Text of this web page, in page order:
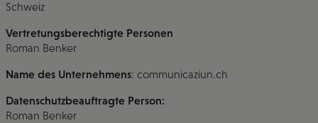
Schweiz
Vertretungsberechtigte Personen
Roman Benker
Name des Unternehmens: communicaziun.ch
Datenschutzbeauftragte Person:
Roman Benker